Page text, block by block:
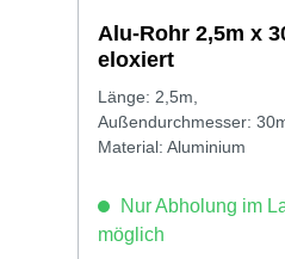
Alu-Rohr 2,5m x
eloxiert
Länge: 2,5m,
Außendurchmesser:
Material: Aluminium
Nur Abholung im
möglich